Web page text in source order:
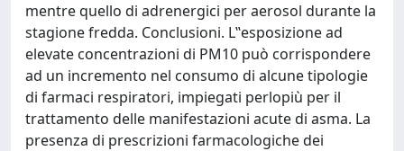
mentre quello di adrenergici per aerosol durante la
stagione fredda. Conclusioni. L‟esposizione ad
elevate concentrazioni di PM10 può corrispondere
ad un incremento nel consumo di alcune tipologie
di farmaci respiratori, impiegati perlopiù per il
trattamento delle manifestazioni acute di asma. La
presenza di prescrizioni farmacologiche dei